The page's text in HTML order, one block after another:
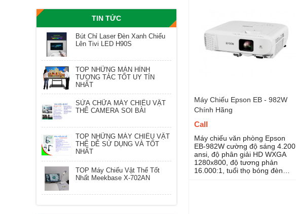
TIN TỨC
Bút Chỉ Laser Đèn Xanh Chiếu
Lên Tivi LED H90S
TOP NHỮNG MÀN HÌNH
TƯƠNG TÁC TỐT UY TÍN
NHẤT
SỬA CHỮA MÁY CHIẾU VẬT
THỂ CAMERA SOI BÀI
TOP NHỮNG MÁY CHIẾU VẬT
THỂ DỄ SỬ DỤNG VÀ TỐT
NHẤT
TOP Máy Chiếu Vật Thể Tốt
Nhất Meekbase X-702AN
Máy Chiếu Epson EB - 982W
Chính Hãng
Call
Máy chiếu văn phòng Epson
EB-982W cường độ sáng 4.200
ansi, độ phân giải HD WXGA
1280x800, độ tương phản
16.000:1, tuổi thọ bóng đèn